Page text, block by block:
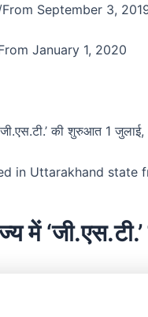
From September 3,
January 1, 2020
की शुरुआत 1
in Uttarakhand state
में